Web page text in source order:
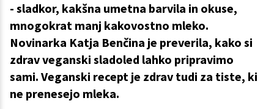
- sladkor, kakšna umetna barvila in okuse,
mnogokrat manj kakovostno mleko.
Novinarka Katja Benčina je preverila, kako si
zdrav veganski sladoled lahko pripravimo
sami. Veganski recept je zdrav tudi za tiste, ki
ne prenesejo mleka.